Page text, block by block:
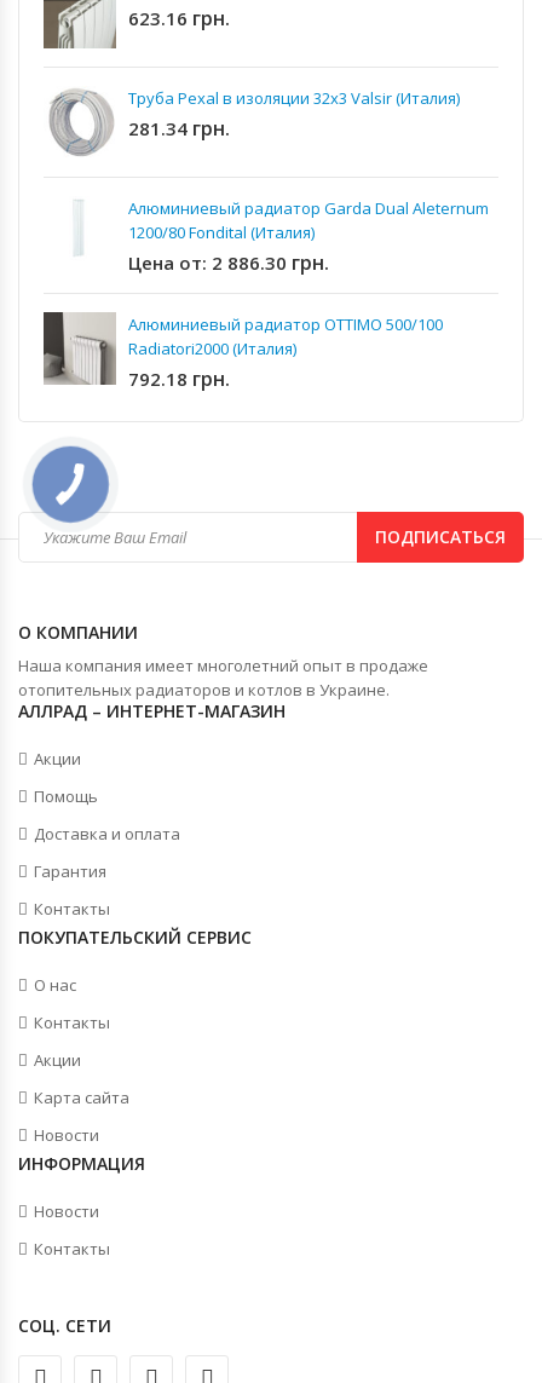
623.16 грн.
Труба Pexal в изоляции 32x3 Valsir (Италия)
281.34 грн.
Алюминиевый радиатор Garda Dual Aleternum
1200/80 Fondital (Италия)
Цена от: 2 886.30 грн.
Алюминиевый радиатор OTTIMO 500/100
Radiatori2000 (Италия)
792.18 грн.
ПОДПИСАТЬСЯ
О КОМПАНИИ
Наша компания имеет многолетний опыт в продаже
отопительных радиаторов и котлов в Украине.
АЛЛРАД – ИНТЕРНЕТ-МАГАЗИН
Акции
Помощь
Доставка и оплата
Гарантия
Контакты
ПОКУПАТЕЛЬСКИЙ СЕРВИС
О нас
Контакты
Акции
Карта сайта
Новости
ИНФОРМАЦИЯ
Новости
Контакты
СОЦ. СЕТИ